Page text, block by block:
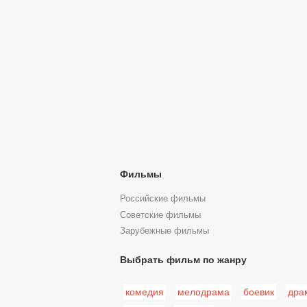
Фильмы
Российские фильмы
Советские фильмы
Зарубежные фильмы
Выбрать фильм по жанру
комедия мелодрама боевик